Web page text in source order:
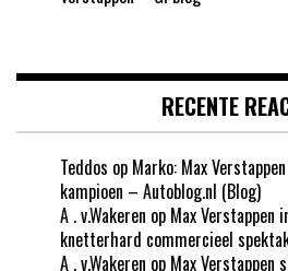
RECENTE
Teddos op Marko: Max
kampioen – Autoblog.nl (Blog)
A . v.Wakeren op Max Verstappen
knetterhard commercieel
A . v.Wakeren op Max Verstappen